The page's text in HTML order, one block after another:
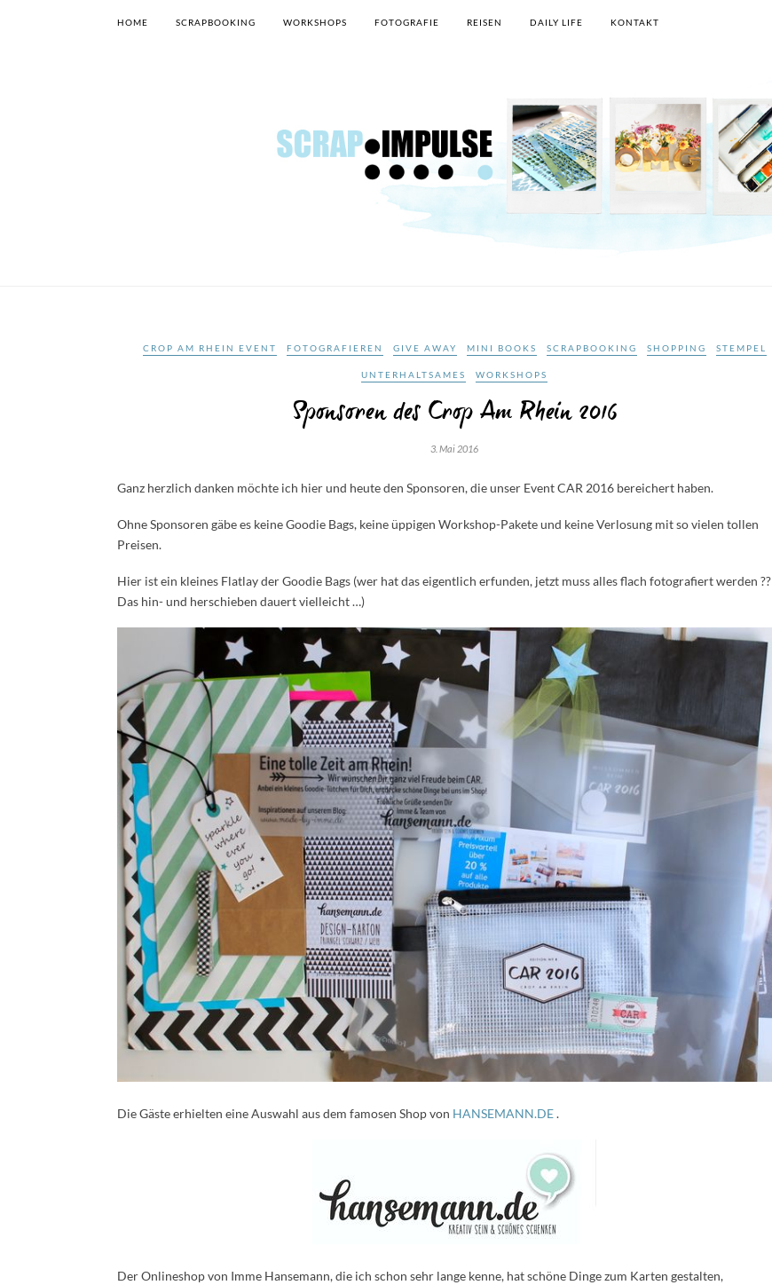
HOME SCRAPBOOKING WORKSHOPS FOTOGRAFIE REISEN DAILY LIFE KONTAKT
CROP AM RHEIN EVENT FOTOGRAFIEREN GIVE AWAY MINI BOOKS SCRAPBOOKING SHOPPING STEMPEL
UNTERHALTSAMES WORKSHOPS
Sponsoren des Crop Am Rhein 2016
3. Mai 2016
Ganz herzlich danken möchte ich hier und heute den Sponsoren, die unser Event CAR 2016 bereichert haben.
Ohne Sponsoren gäbe es keine Goodie Bags, keine üppigen Workshop-Pakete und keine Verlosung mit so vielen tollen
Preisen.
Hier ist ein kleines Flatlay der Goodie Bags (wer hat das eigentlich erfunden, jetzt muss alles flach fotografiert werden ??
Das hin- und herschieben dauert vielleicht …)
Die Gäste erhielten eine Auswahl aus dem famosen Shop von HANSEMANN.DE.
Der Onlineshop von Imme Hansemann, die ich schon sehr lange kenne, hat schöne Dinge zum Karten gestalten,